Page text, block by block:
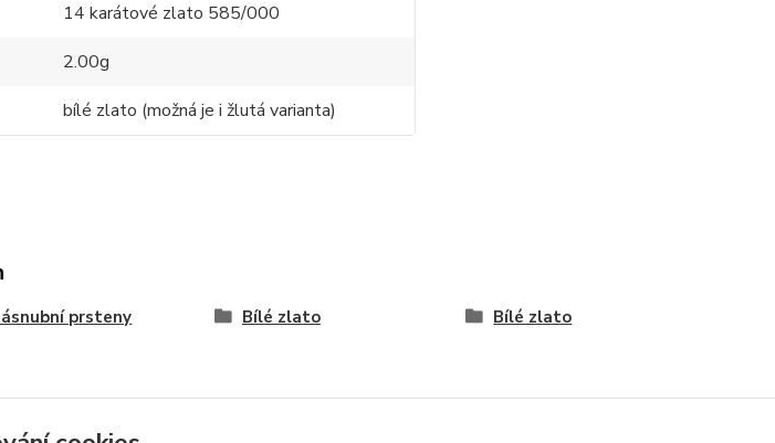
14 karátové zlato 585/000
2.00g
bílé zlato (možná je i žlutá varianta)
prsteny Bílé zlato
Bílé zlato